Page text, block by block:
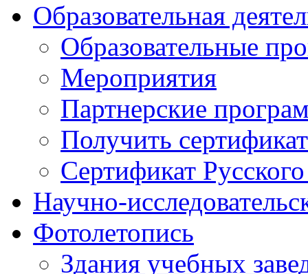
Образовательная
Образовательные
Мероприятия
Партнерские
Получить сертификат
Сертификат
Научно-
Фотолетопись
Здания учебных